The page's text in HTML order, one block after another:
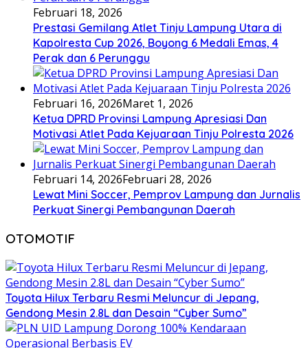
Februari 18, 2026
Prestasi Gemilang Atlet Tinju Lampung Utara di
Kapolresta Cup 2026, Boyong 6 Medali Emas, 4
Perak dan 6 Perunggu
Februari 16, 2026Maret 1, 2026
Ketua DPRD Provinsi Lampung Apresiasi Dan
Motivasi Atlet Pada Kejuaraan Tinju Polresta 2026
Februari 14, 2026Februari 28, 2026
Lewat Mini Soccer, Pemprov Lampung dan Jurnalis
Perkuat Sinergi Pembangunan Daerah
OTOMOTIF
Toyota Hilux Terbaru Resmi Meluncur di Jepang,
Gendong Mesin 2.8L dan Desain “Cyber Sumo”